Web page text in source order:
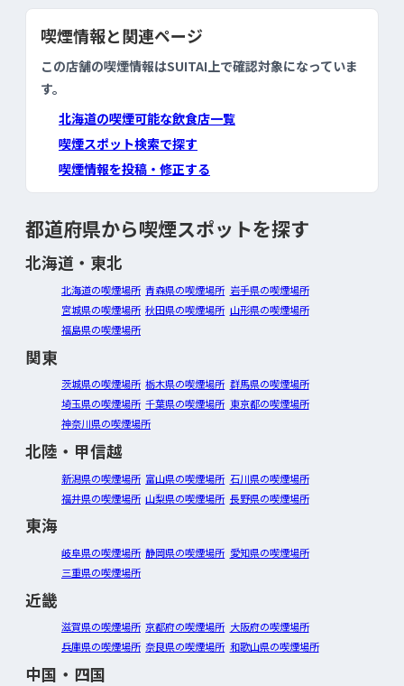
喫煙情報と関連ページ
この店舗の喫煙情報はSUITAI上で確認対象になっていま
す。
北海道の喫煙可能な飲食店一覧
喫煙スポット検索で探す
喫煙情報を投稿・修正する
都道府県から喫煙スポットを探す
北海道・東北
北海道の喫煙場所 青森県の喫煙場所 岩手県の喫煙場所
宮城県の喫煙場所 秋田県の喫煙場所 山形県の喫煙場所
福島県の喫煙場所
関東
茨城県の喫煙場所 栃木県の喫煙場所 群馬県の喫煙場所
埼玉県の喫煙場所 千葉県の喫煙場所 東京都の喫煙場所
神奈川県の喫煙場所
北陸・甲信越
新潟県の喫煙場所 富山県の喫煙場所 石川県の喫煙場所
福井県の喫煙場所 山梨県の喫煙場所 長野県の喫煙場所
東海
岐阜県の喫煙場所 静岡県の喫煙場所 愛知県の喫煙場所
三重県の喫煙場所
近畿
滋賀県の喫煙場所 京都府の喫煙場所 大阪府の喫煙場所
兵庫県の喫煙場所 奈良県の喫煙場所 和歌山県の喫煙場所
中国・四国